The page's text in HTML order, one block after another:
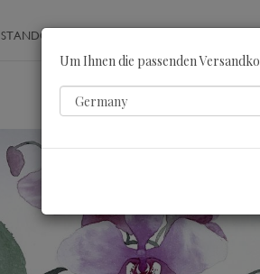
STANDORTE
Um Ihnen die passenden